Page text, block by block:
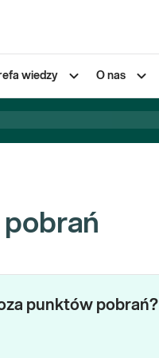
wiedzy O nas
punktów pobrań?